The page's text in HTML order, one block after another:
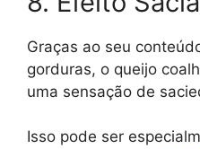
Graças ao seu
gorduras, o queijo
uma sensação de
Isso pode ser